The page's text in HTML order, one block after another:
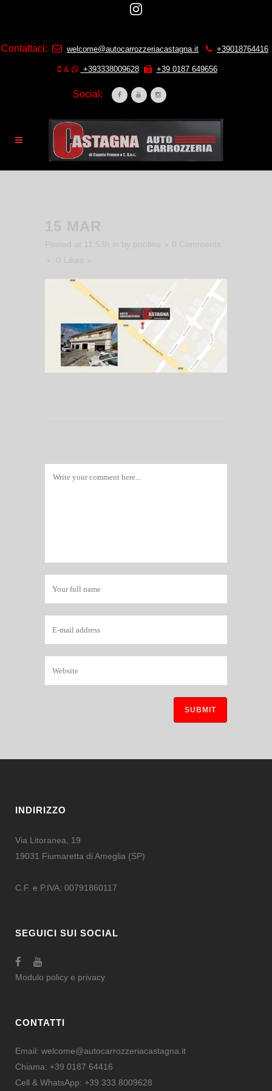
Contattaci: welcome@autocarrozzeriacastagna.it +39018764416
& +393338009628 +39 0187 649656
Social:
15 MAR
Posted at 11:53h in by priolino
0 Comments
0
Likes
INDIRIZZO
Via Litoranea, 19
19031 Fiumaretta di Ameglia (SP)
C.F. e P.IVA: 00791860117
SEGUICI SUI SOCIAL
Modulo policy e privacy
CONTATTI
Email: welcome@autocarrozzeriacastagna.it
Chiama: +39 0187 64416
Cell & WhatsApp: +39 333 8009628